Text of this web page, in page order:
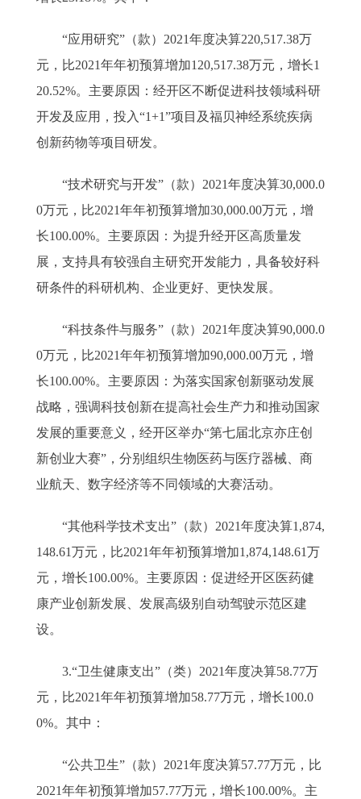
“应用研究”（款）2021年度决算220,517.38万
元，比2021年年初预算增加120,517.38万元，增长1
20.52%。主要原因：经开区不断促进科技领域科研
开发及应用，投入“1+1”项目及福贝神经系统疾病
创新药物等项目研发。
“技术研究与开发”（款）2021年度决算30,000.0
0万元，比2021年年初预算增加30,000.00万元，增
长100.00%。主要原因：为提升经开区高质量发
展，支持具有较强自主研究开发能力，具备较好科
研条件的科研机构、企业更好、更快发展。
“科技条件与服务”（款）2021年度决算90,000.0
0万元，比2021年年初预算增加90,000.00万元，增
长100.00%。主要原因：为落实国家创新驱动发展
战略，强调科技创新在提高社会生产力和推动国家
发展的重要意义，经开区举办“第七届北京亦庄创
新创业大赛”，分别组织生物医药与医疗器械、商
业航天、数字经济等不同领域的大赛活动。
“其他科学技术支出”（款）2021年度决算1,874,
148.61万元，比2021年年初预算增加1,874,148.61万
元，增长100.00%。主要原因：促进经开区医药健
康产业创新发展、发展高级别自动驾驶示范区建
设。
3.“卫生健康支出”（类）2021年度决算58.77万
元，比2021年年初预算增加58.77万元，增长100.0
0%。其中：
“公共卫生”（款）2021年度决算57.77万元，比
2021年年初预算增加57.77万元，增长100.00%。主